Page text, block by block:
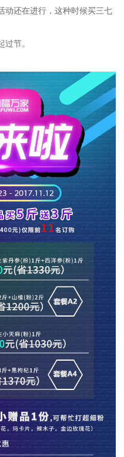
动还在进行，这种时候买三七
过节。